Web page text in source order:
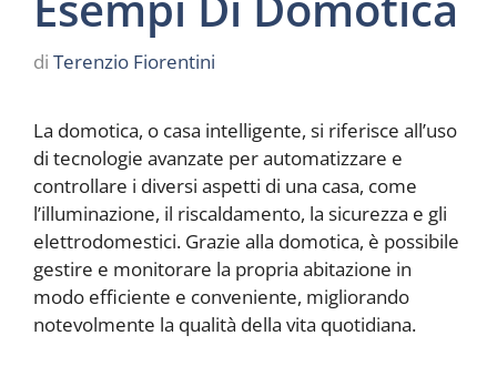
di Terenzio Fiorentini
La domotica, o casa intelligente, si riferisce all’uso
di tecnologie avanzate per automatizzare e
controllare i diversi aspetti di una casa, come
l’illuminazione, il riscaldamento, la sicurezza e gli
elettrodomestici. Grazie alla domotica, è possibile
gestire e monitorare la propria abitazione in
modo efficiente e conveniente, migliorando
notevolmente la qualità della vita quotidiana.